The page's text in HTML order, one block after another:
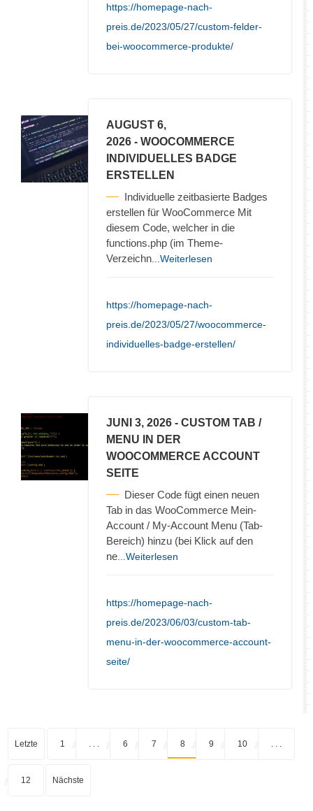
https://homepage-nach-
preis.de/2023/05/27/custom-felder-
bei-woocommerce-produkte/
AUGUST 6,
2026 - WOOCOMMERCE
INDIVIDUELLES BADGE
ERSTELLEN
Individuelle zeitbasierte Badges
erstellen für WooCommerce Mit
diesem Code, welcher in die
functions.php (im Theme-
Verzeichn ...Weiterlesen
https://homepage-nach-
preis.de/2023/05/27/woocommerce-
individuelles-badge-erstellen/
JUNI 3, 2026 - CUSTOM TAB /
MENU IN DER
WOOCOMMERCE ACCOUNT
SEITE
Dieser Code fügt einen neuen
Tab in das WooCommerce Mein-
Account / My-Account Menu (Tab-
Bereich) hinzu (bei Klick auf den
ne ...Weiterlesen
https://homepage-nach-
preis.de/2023/06/03/custom-tab-
menu-in-der-woocommerce-account-
seite/
Letzte 1 6 7 8 9 10
12 Nächste